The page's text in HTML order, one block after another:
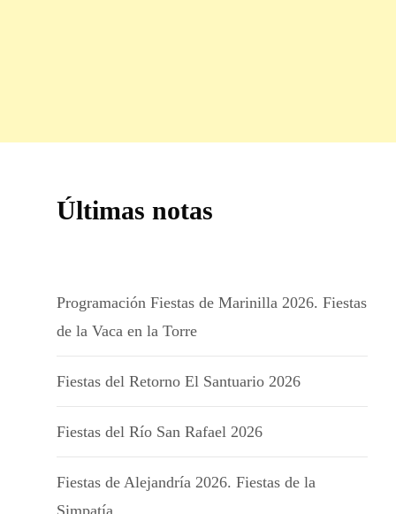
Últimas notas
Programación Fiestas de Marinilla 2026. Fiestas
de la Vaca en la Torre
Fiestas del Retorno El Santuario 2026
Fiestas del Río San Rafael 2026
Fiestas de Alejandría 2026. Fiestas de la
Simpatía